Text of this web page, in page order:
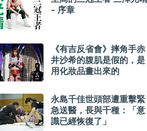
- 序章
《有吉反省會》摔角手赤
井沙希的腹肌是假的，是
用化妝品畫出來的
永島千佳世頭部遭重擊緊
急送醫，長與千種：「意
識已經恢復了」